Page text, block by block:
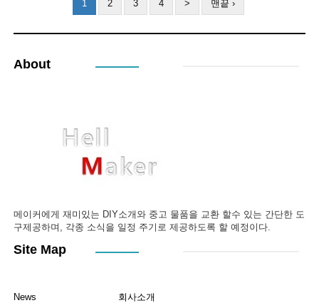
1 2 3 4 > 맨끝 ›
About
메이커에게 재미있는 DIY소개와 중고 물품을 교환 할수 있는 간단한 도
구제공하며, 각종 소식을 일정 주기로 제공하도록 할 예정이다.
Site Map
News
회사소개